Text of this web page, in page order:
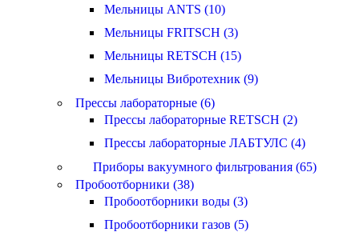
Мельницы ANTS (10)
Мельницы FRITSCH (3)
Мельницы RETSCH (15)
Мельницы Вибротехник (9)
Прессы лабораторные (6)
Прессы лабораторные RETSCH (2)
Прессы лабораторные ЛАБТУЛС (4)
Приборы вакуумного фильтрования (65)
Пробоотборники (38)
Пробоотборники воды (3)
Пробоотборники газов (5)